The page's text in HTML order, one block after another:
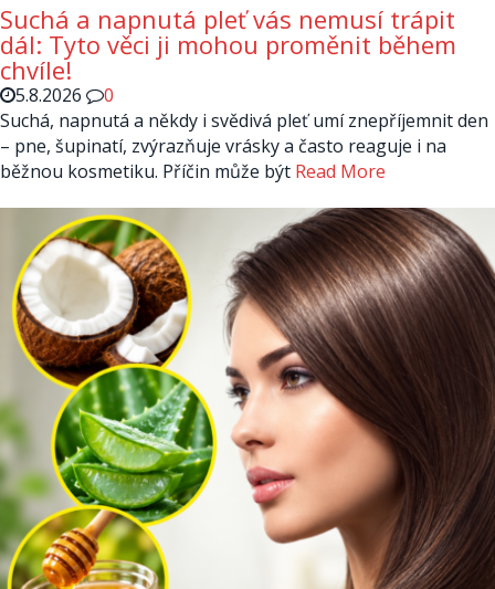
Suchá a napnutá pleť vás nemusí trápit
dál: Tyto věci ji mohou proměnit během
chvíle!
5.8.2026
0
Suchá, napnutá a někdy i svědivá pleť umí znepříjemnit den
– pne, šupinatí, zvýrazňuje vrásky a často reaguje i na
běžnou kosmetiku. Příčin může být Read More